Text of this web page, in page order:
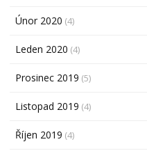
Únor 2020 (4)
Leden 2020 (4)
Prosinec 2019 (5)
Listopad 2019 (4)
Říjen 2019 (4)